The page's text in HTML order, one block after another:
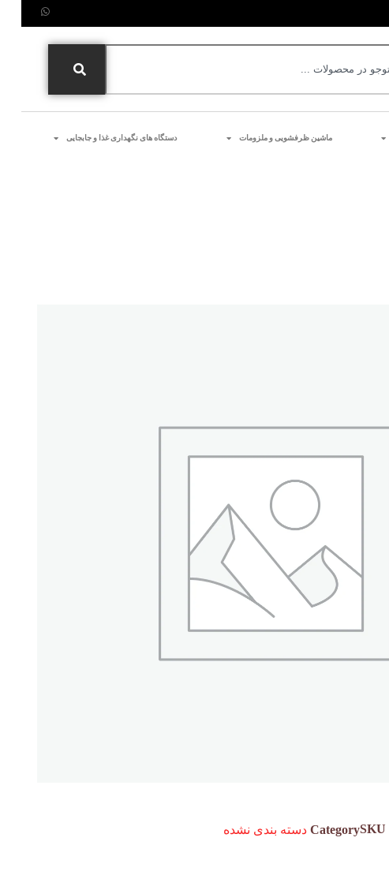
ماشین ظرفشویی و ملزومات دستگاه های نگهداری غذا و جابجایی
SKU
Category دسته بندی نشده